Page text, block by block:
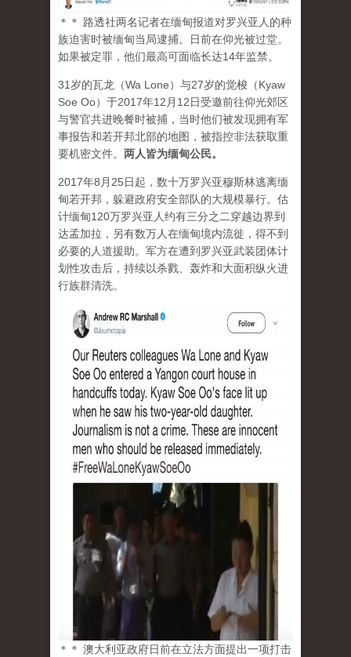
＊＊ 路透社两名记者在缅甸报道对罗兴亚人的种
族迫害时被缅甸当局逮捕。日前在仰光被过堂。
如果被定罪，他们最高可面临长达14年监禁。
31岁的瓦龙（Wa Lone）与27岁的觉梭（Kyaw
Soe Oo）于2017年12月12日受邀前往仰光郊区
与警官共进晚餐时被捕，当时他们被发现拥有军
事报告和若开邦北部的地图，被指控非法获取重
要机密文件。 两人皆为缅甸公民。
2017年8月25日起，数十万罗兴亚穆斯林逃离缅
甸若开邦，躲避政府安全部队的大规模暴行。估
计缅甸120万罗兴亚人约有三分之二穿越边界到
达孟加拉，另有数万人在缅甸境内流徙，得不到
必要的人道援助。军方在遭到罗兴亚武装团体计
划性攻击后，持续以杀戮、轰炸和大面积纵火进
行族群清洗。
＊＊ 澳大利亚政府日前在立法方面提出一项打击